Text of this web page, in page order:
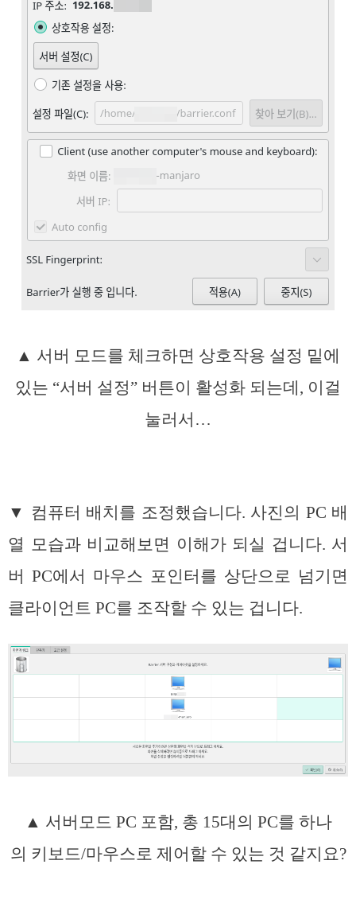
▲ 서버 모드를 체크하면 상호작용 설정 밑에
있는 “서버 설정” 버튼이 활성화 되는데, 이걸
눌러서…
▼ 컴퓨터 배치를 조정했습니다. 사진의 PC 배
열 모습과 비교해보면 이해가 되실 겁니다. 서
버 PC에서 마우스 포인터를 상단으로 넘기면
클라이언트 PC를 조작할 수 있는 겁니다.
▲ 서버모드 PC 포함, 총 15대의 PC를 하나
의 키보드/마우스로 제어할 수 있는 것 같지요?